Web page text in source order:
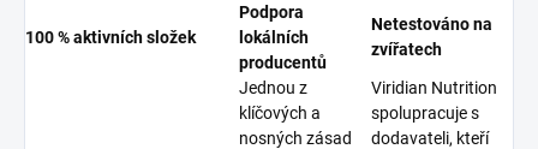
100 % aktivních složek
Podpora
lokálních
producentů
Netestováno na
zvířatech
Jednou z
klíčových a
nosných zásad
Viridian Nutrition
spolupracuje s
dodavateli, kteří